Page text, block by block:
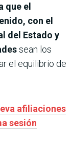
que el
con el
del Estado y
sean los
el equilibrio de
afiliaciones
sesión